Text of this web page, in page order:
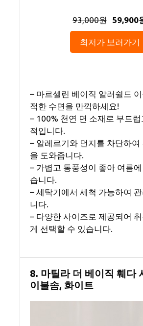
93,000원 59,900
최저가 보러가기
– 마르셀린 베이직 알러쉴드
적한 수면을 만끽하세요!
– 100% 천연 면 소재로 부드
적입니다.
– 알레르기와 먼지를 차단하여
을 도와줍니다.
– 가볍고 통풍성이 좋아 여름
습니다.
– 세탁기에서 세척 가능하여
니다.
– 다양한 사이즈로 제공되어
게 선택할 수 있습니다.
8. 마틸라 더 베이직 훼다
이불솜, 화이트